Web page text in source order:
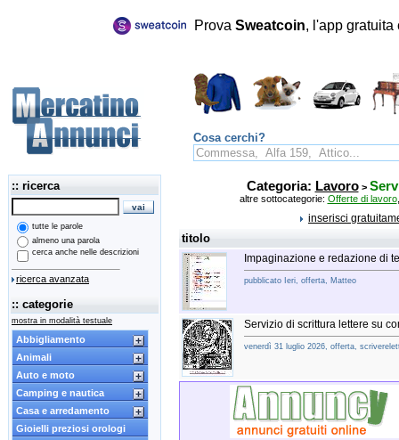
Prova Sweatcoin, l'app
Cosa cerchi?
:: ricerca
tutte le parole
almeno una parola
cerca anche nelle descrizioni
ricerca avanzata
:: categorie
mostra in modalità testuale
Abbigliamento
Animali
Auto e moto
Camping e nautica
Casa e arredamento
Gioielli preziosi orologi
Categoria: Lavoro>
altre sottocategorie: Offerte di lavoro
inserisci
titolo
Impaginazione e redazione di
pubblicato Ieri, offerta, Matteo
Servizio di scrittura lettere su
venerdì 31 luglio 2026, offerta,